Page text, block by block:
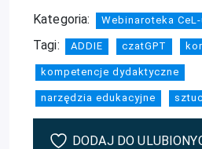
Kategoria: Webinaroteka CeL-
Tagi: ADDIE czatGPT
kompetencje dydaktyczne
narzędzia edukacyjne
DODAJ DO